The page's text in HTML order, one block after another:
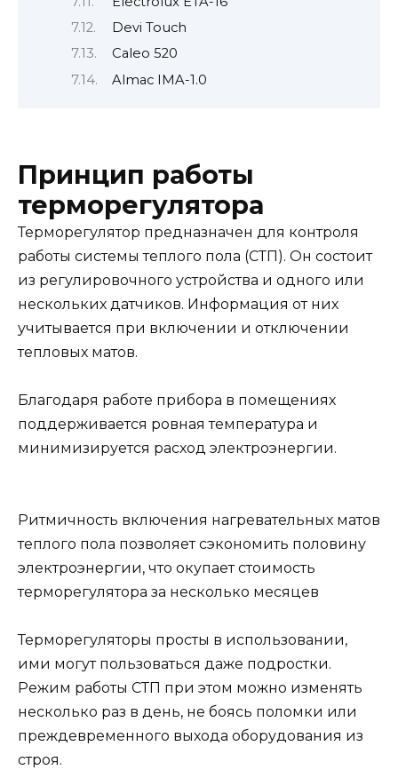
Devi Touch
Caleo 520
Almac IMA-1.0
Принцип работы
терморегулятора
Терморегулятор предназначен для контроля
работы системы теплого пола (СТП). Он состоит
из регулировочного устройства и одного или
нескольких датчиков. Информация от них
учитывается при включении и отключении
тепловых матов.
Благодаря работе прибора в помещениях
поддерживается ровная температура и
минимизируется расход электроэнергии.
Ритмичность включения нагревательных матов
теплого пола позволяет сэкономить половину
электроэнергии, что окупает стоимость
терморегулятора за несколько месяцев
Терморегуляторы просты в использовании,
ими могут пользоваться даже подростки.
Режим работы СТП при этом можно изменять
несколько раз в день, не боясь поломки или
преждевременного выхода оборудования из
строя.